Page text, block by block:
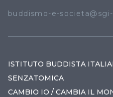
buddismo-e-
ISTITUTO BUDDISTA
SENZATOMICA
CAMBIO IO / CAMBIA IL